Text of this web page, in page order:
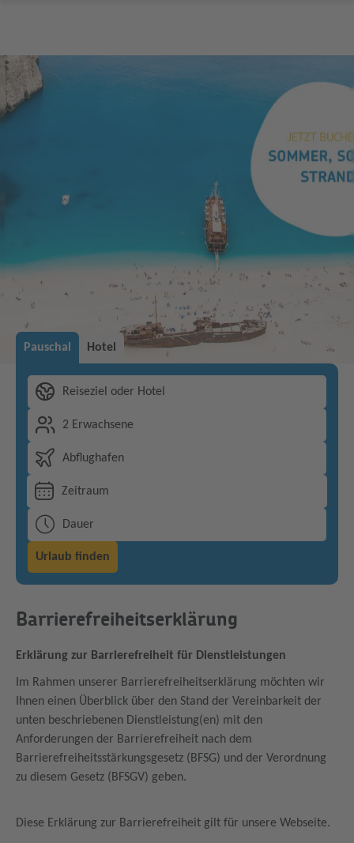
Pauschal Hotel
Reiseziel oder Hotel
2 Erwachsene
Abflughafen
Zeitraum
Dauer
Urlaub finden
Barrierefreiheitserklärung
Erklärung zur Barrierefreiheit für Dienstleistungen
Im Rahmen unserer Barrierefreiheitserklärung möchten wir
Ihnen einen Überblick über den Stand der Vereinbarkeit der
unten beschriebenen Dienstleistung(en) mit den
Anforderungen der Barrierefreiheit nach dem
Barrierefreiheitsstärkungsgesetz (BFSG) und der Verordnung
zu diesem Gesetz (BFSGV) geben.
Diese Erklärung zur Barrierefreiheit gilt für unsere Webseite.